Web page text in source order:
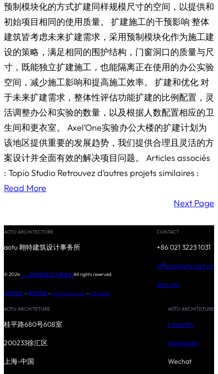
预制模块化的方式扩建同样规模尺寸的空间，以提供和
初始项目相同的使用质量。 扩建施工的干预影响 整体
建筑皆考虑未来扩建需求，采用预制模块化作为施工建
设的策略，满足相同的围护结构，门窗洞口的质量与尺
寸，既能独立扩建施工，也能隔离正在使用的办公实验
空间，减少施工影响和提高施工效率。 扩建和优化 对
于未来扩建需求，整体性评估功能扩建的比例配置，灵
活调整办公和实验的数量，以及根据人数配置相应的卫
生间和更衣室。 Axel’One实验办公大楼的扩建计划为
该地区提供重要的发展趋势，我们提供合理且灵活的方
案设计并全面有效的解决项目问题。 Articles associés
: Topio Studio Retrouvez d’autres projets similaires :
Read More
Next Page
AOTU ARCHITECTURE
aotu 翱特建筑设计事务所
© 2024aotu翱特建筑设计事务所All rights reserved
法律信息 – 网站导航–Architecte Lyon–Glossaire
CONTACT
+86 021 3223 1031
office@aotu.net.cn
aotu.eu
AOTU ARCHITETURE
桂平路680号608室
200233徐汇区
上海-中国
AOTU ARCHITETURE
LinkedIn
Instagram
Wechat